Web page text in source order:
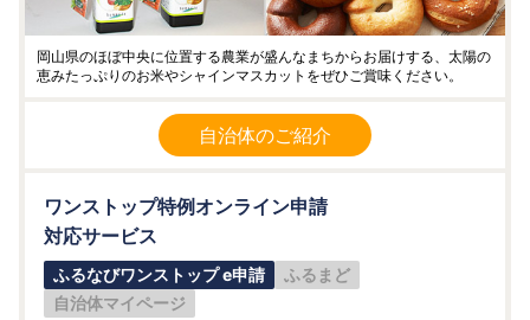
岡山県のほぼ中央に位置する農業が盛んなまちからお届けする、太陽の
恵みたっぷりのお米やシャインマスカットをぜひご賞味ください。
自治体のご紹介
ワンストップ特例オンライン申請
対応サービス
ふるなびワンストップ e申請
ふるまど
自治体マイページ